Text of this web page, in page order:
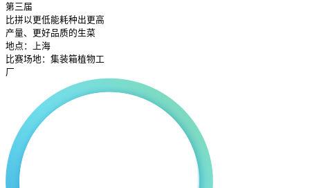
第三届
比拼以更低能耗种出更高
产量、更好品质的生菜
地点：上海
比赛场地：集装箱植物工
厂